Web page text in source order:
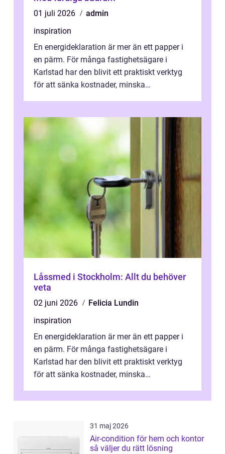
01 juli 2026
admin
inspiration
En energideklaration är mer än ett papper i
en pärm. För många fastighetsägare i
Karlstad har den blivit ett praktiskt verktyg
för att sänka kostnader, minska
Låssmed i Stockholm: Allt du behöver
veta
02 juni 2026
Felicia Lundin
inspiration
En energideklaration är mer än ett papper i
en pärm. För många fastighetsägare i
Karlstad har den blivit ett praktiskt verktyg
för att sänka kostnader, minska
31 maj 2026
Air-condition för hem och kontor
så väljer du rätt lösning